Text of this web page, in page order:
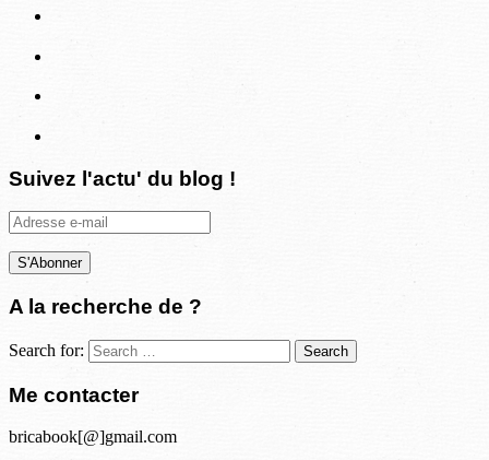
Suivez l'actu' du blog !
Adresse
e-
mail
A la recherche de ?
Search for:
Me contacter
bricabook[@]gmail.com